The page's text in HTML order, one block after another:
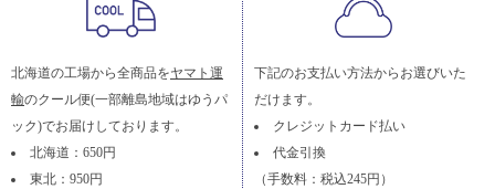
北海道の工場から全商品をヤマト運
輸のクール便(一部離島地域はゆうパ
ック)でお届けしております。
北海道：650円
東北：950円
下記のお支払い方法からお選びいた
だけます。
クレジットカード払い
代金引換
（手数料：税込245円）